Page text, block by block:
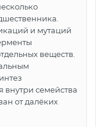
и мутаций
веществ.
семейства
от далёких